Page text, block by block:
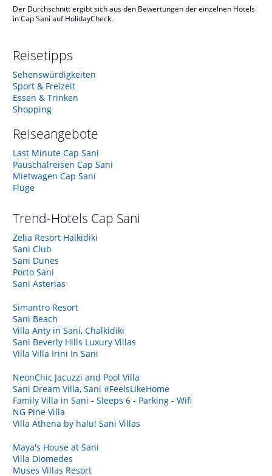
Der Durchschnitt ergibt sich aus den Bewertungen der einzelnen Hotels
in Cap Sani auf HolidayCheck.
Reisetipps
Sehenswürdigkeiten
Sport & Freizeit
Essen & Trinken
Shopping
Reiseangebote
Last Minute Cap Sani
Pauschalreisen Cap Sani
Mietwagen Cap Sani
Flüge
Trend-Hotels Cap Sani
Zelia Resort Halkidiki
Sani Club
Sani Dunes
Porto Sani
Sani Asterias
Simantro Resort
Sani Beach
Villa Anty in Sani, Chalkidiki
Sani Beverly Hills Luxury Villas
Villa Villa Irini In Sani
NeonChic Jacuzzi and Pool Villa
Sani Dream Villa, Sani #FeelsLikeHome
Family Villa in Sani - Sleeps 6 - Parking - Wifi
NG Pine Villa
Villa Athena by halu! Sani Villas
Maya's House at Sani
Villa Diomedes
Muses Villas Resort